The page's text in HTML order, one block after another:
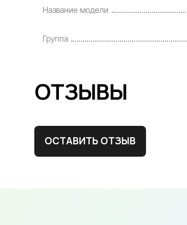
Название модели
Группа
ОТЗЫВЫ
ОСТАВИТЬ ОТЗЫВ